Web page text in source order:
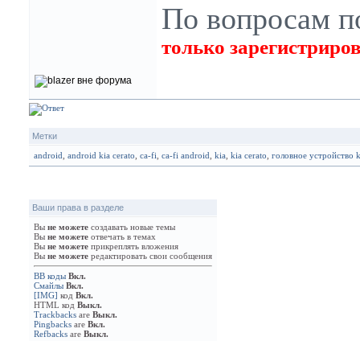
По вопросам
только
Метки
android android kia cerato ca-fi ca-fi android kia kia cerato головное устройство
Ваши права в разделе
Вы не можете создавать новые темы
Вы не можете отвечать в темах
Вы не можете прикреплять вложения
Вы не можете редактировать свои сообщения
BB коды Вкл.
Смайлы Вкл.
[IMG] код Вкл.
HTML код Выкл.
Trackbacks are Выкл.
Pingbacks are Вкл.
Refbacks are Выкл.